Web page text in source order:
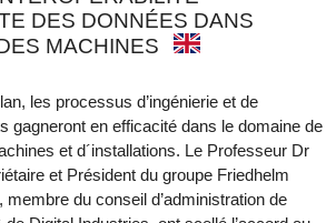
DES DONNÉES DANS
MACHINES
les processus d’ingénierie et de
gagneront en efficacité dans le domaine de
et d´installations. Le Professeur Dr
et Président du groupe Friedhelm
membre du conseil d’administration de